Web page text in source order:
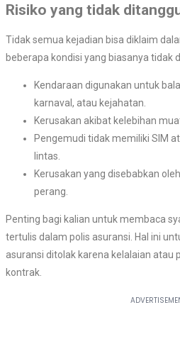
Risiko yang tidak
Tidak semua kejadian bisa diklaim
beberapa kondisi yang biasanya tidak
Kendaraan digunakan untuk
karnaval, atau kejahatan.
Kerusakan akibat kelebihan
Pengemudi tidak memiliki SIM
lintas.
Kerusakan yang disebabkan
perang.
Penting bagi kalian untuk membaca
tertulis dalam polis asuransi. Hal ini
asuransi ditolak karena kelalaian atau
kontrak.